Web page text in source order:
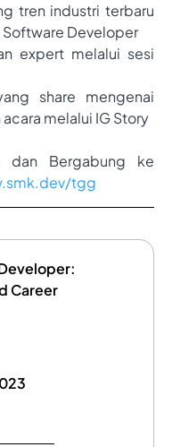
tren industri terbaru
Developer
expert melalui sesi
share mengenai
melalui IG Story
dan Bergabung ke
tgg
Career